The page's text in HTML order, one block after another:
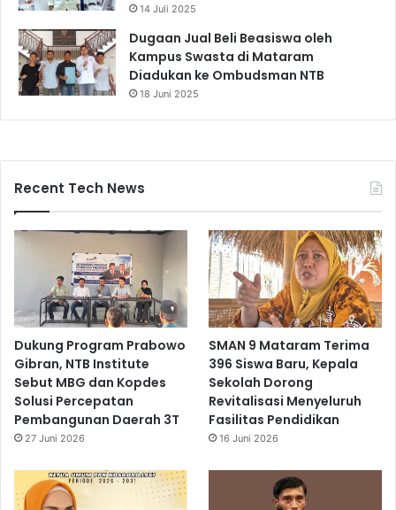
14 Juli 2025
Dugaan Jual Beli Beasiswa oleh
Kampus Swasta di Mataram
Diadukan ke Ombudsman NTB
18 Juni 2025
Recent Tech News
Dukung Program Prabowo
Gibran, NTB Institute
Sebut MBG dan Kopdes
Solusi Percepatan
Pembangunan Daerah 3T
27 Juni 2026
SMAN 9 Mataram Terima
396 Siswa Baru, Kepala
Sekolah Dorong
Revitalisasi Menyeluruh
Fasilitas Pendidikan
16 Juni 2026